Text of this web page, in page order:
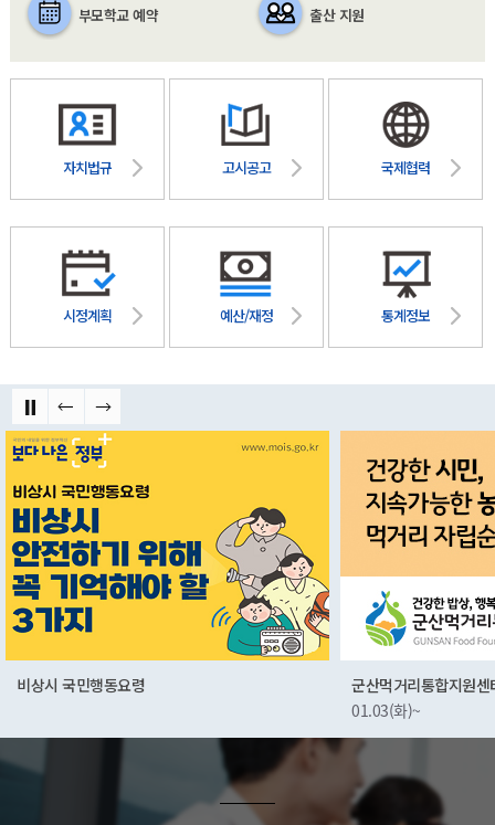
부모학교 예약 출산 지원
자치법규 고시공고 국제협력
시정계획 예산/재정 통계정보
비상시 국민행동요령
군산먹거리통합지원센
01.03(화)~